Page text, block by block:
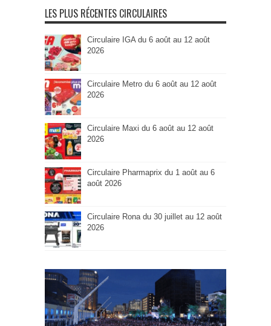
LES PLUS RÉCENTES CIRCULAIRES
Circulaire IGA du 6 août au 12 août
2026
Circulaire Metro du 6 août au 12 août
2026
Circulaire Maxi du 6 août au 12 août
2026
Circulaire Pharmaprix du 1 août au 6
août 2026
Circulaire Rona du 30 juillet au 12 août
2026